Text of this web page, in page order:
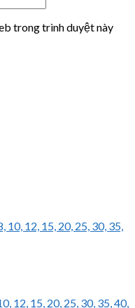
trong trình duyệt này
12, 15, 20, 25, 30, 35, 40,